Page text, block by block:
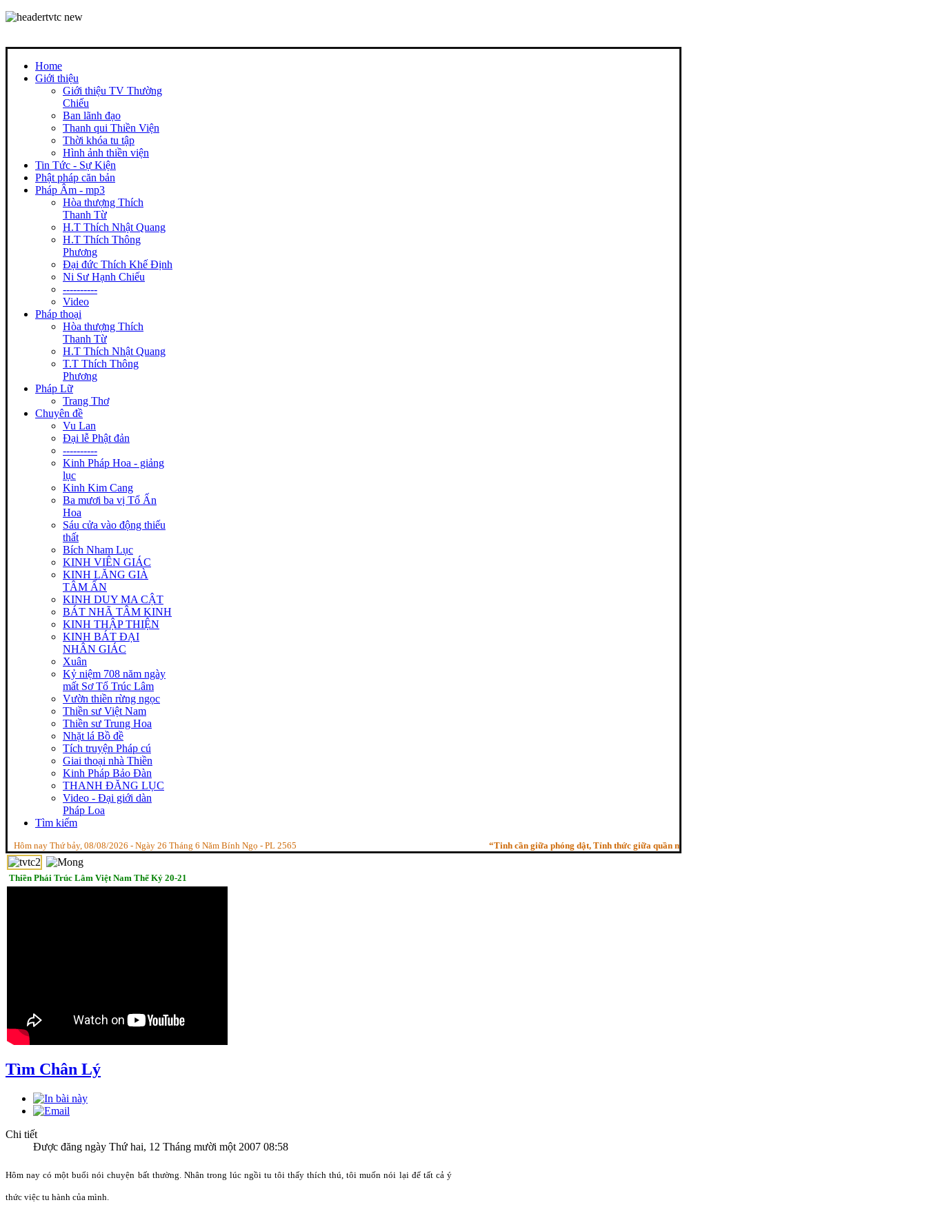
Home
Giới thiệu
Giới thiệu TV Thường
Chiếu
Ban lãnh đạo
Thanh qui Thiền Viện
Thời khóa tu tập
Hình ảnh thiền viện
Tin Tức - Sự Kiện
Phật pháp căn bản
Pháp Âm - mp3
Hòa thượng Thích
Thanh Từ
H.T Thích Nhật Quang
H.T Thích Thông
Phương
Đại đức Thích Khế Định
Ni Sư Hạnh Chiếu
----------
Video
Pháp thoại
Hòa thượng Thích
Thanh Từ
H.T Thích Nhật Quang
T.T Thích Thông
Phương
Pháp Lữ
Trang Thơ
Chuyên đề
Vu Lan
Đại lễ Phật đản
----------
Kinh Pháp Hoa - giảng
lục
Kinh Kim Cang
Ba mươi ba vị Tổ Ấn
Hoa
Sáu cửa vào động thiếu
thất
Bích Nham Lục
KINH VIÊN GIÁC
KINH LĂNG GIÀ
TÂM ẤN
KINH DUY MA CẬT
BÁT NHÃ TÂM KINH
KINH THẬP THIỆN
KINH BÁT ĐẠI
NHÂN GIÁC
Xuân
Kỷ niệm 708 năm ngày
mất Sơ Tổ Trúc Lâm
Vườn thiền rừng ngọc
Thiền sư Việt Nam
Thiền sư Trung Hoa
Nhặt lá Bồ đề
Tích truyện Pháp cú
Giai thoại nhà Thiền
Kinh Pháp Bảo Đàn
THANH ĐĂNG LỤC
Video - Đại giới dàn
Pháp Loa
Tìm kiếm
Hôm nay Thứ bảy, 08/08/2026 - Ngày 26 Tháng 6 Năm Bính Ngọ - PL 2565 “Tinh cần giữa phóng dật, Tỉnh thức giữa quần mê, Người trí như ngựa phi, Bỏ sau con ngựa hèn”. - (Pháp cú kệ 29,
Thiền Phái Trúc Lâm Việt Nam Thế Kỷ 20-21
Tìm Chân Lý
Chi tiết
Được đăng ngày Thứ hai, 12 Tháng mười một 2007 08:58
Hôm nay có một buổi nói chuyện bất thường. Nhân trong lúc ngồi tu tôi thấy thích thú, tôi muốn nói lại để tất cả ý
thức việc tu hành của mình.